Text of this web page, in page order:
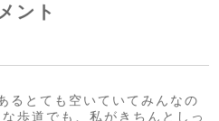
ント
るとても空いていてみんなの
歩道でも、私がきちんとしっ